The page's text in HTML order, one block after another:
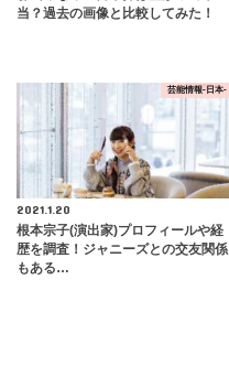
当？過去の画像と比較してみた！
芸能情報-日本-
2021.1.20
根本宗子(演出家)プロフィールや経
歴を調査！ジャニーズとの交友関係
もある…